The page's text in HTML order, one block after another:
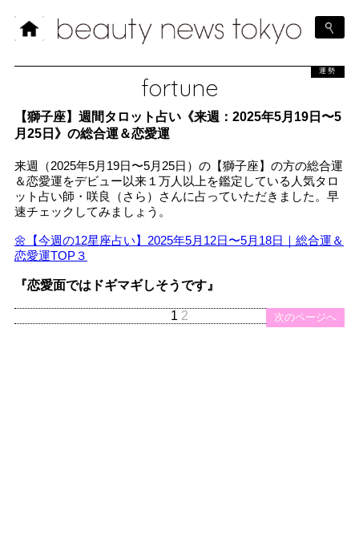
fortune
運勢
【獅子座】週間タロット占い《来週：2025年5月19日〜5
月25日》の総合運＆恋愛運
来週（2025年5月19日〜5月25日）の【獅子座】の方の総合運
＆恋愛運をデビュー以来１万人以上を鑑定している人気タロ
ット占い師・咲良（さら）さんに占っていただきました。早
速チェックしてみましょう。
🌼【今週の12星座占い】2025年5月12日〜5月18日｜総合運＆
恋愛運TOP３
『恋愛面ではドギマギしそうです』
次のページへ
1 2